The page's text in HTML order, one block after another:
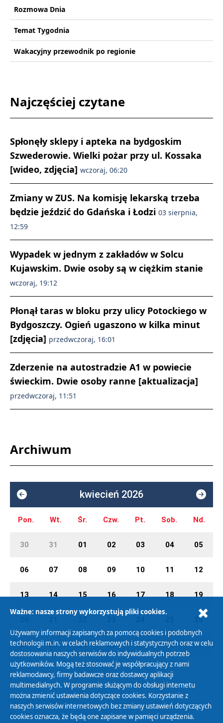
Rozmowa Dnia
Temat Tygodnia
Wakacyjny przewodnik po regionie
Najczęściej czytane
Spłonęły sklepy i apteka na bydgoskim
Szwederowie. Wielki pożar przy ul. Kossaka
[wideo, zdjęcia] wczoraj, 06:20
Zmiany w ZUS. Na komisję lekarską trzeba
będzie jeździć do Gdańska i Łodzi 03 sierpnia,
12:59
Wypadek w jednym z zakładów w Solcu
Kujawskim. Dwie osoby są w ciężkim stanie
wczoraj, 19:12
Płonął taras w bloku przy ulicy Potockiego w
Bydgoszczy. Ogień ugaszono w kilka minut
[zdjęcia] przedwczoraj, 16:01
Zderzenie na autostradzie A1 w powiecie
świeckim. Dwie osoby ranne [aktualizacja]
przedwczoraj, 11:51
Archiwum
kwiecień 2026
Pon. Wt. Śr. Czw. Pt. Sob. Nd.
30 31 01 02 03 04 05
06 07 08 09 10 11 12
13 14 15 16 17 18 19
26
27 28 29 30 01 02 03
Polityka Prywatności
Zasady korzystania z Serwisu
Ważne: nasze strony wykorzystują pliki cookies.
Używamy informacji zapisanych za pomocą cookies i podobnych
technologii m.in. w celach reklamowych i statystycznych oraz w celu
dostosowania naszych serwisów do indywidualnych potrzeb
użytkowników. Mogą też stosować je współpracujący z nami
reklamodawcy, firmy badawcze oraz dostawcy aplikacji
multimedialnych. W programie służącym do obsługi internetu
można zmienić ustawienia dotyczące cookies. Korzystanie z
naszych serwisów internetowych bez zmiany ustawień dotyczących
cookies oznacza, że będą one zapisane w pamięci urządzenia.